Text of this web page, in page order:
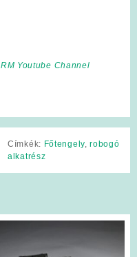
RM Youtube Channel
Címkék: Főtengely,robogó
alkatrész